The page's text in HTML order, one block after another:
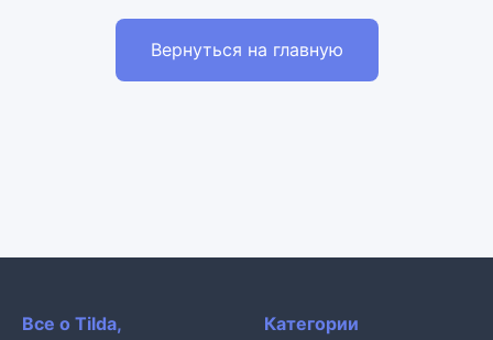
Вернуться на главную
Все о Tilda,
Категории